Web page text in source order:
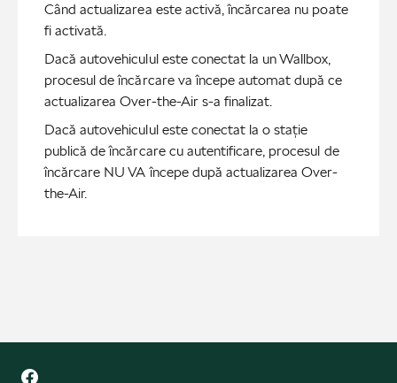
Când actualizarea este activă, încărcarea nu poate
fi activată.
Dacă autovehiculul este conectat la un Wallbox,
procesul de încărcare va începe automat după ce
actualizarea Over-the-Air s-a finalizat.
Dacă autovehiculul este conectat la o stație
publică de încărcare cu autentificare, procesul de
încărcare NU VA începe după actualizarea Over-
the-Air.